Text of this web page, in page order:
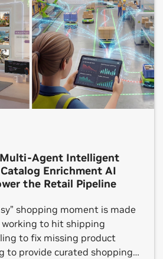
Multi-Agent Intelligent
Enrichment AI
the Retail Pipeline
shopping moment is made
working to hit shipping
to fix missing product
to provide curated shopping